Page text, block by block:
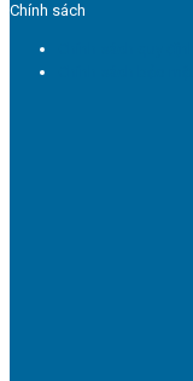
Chính sách